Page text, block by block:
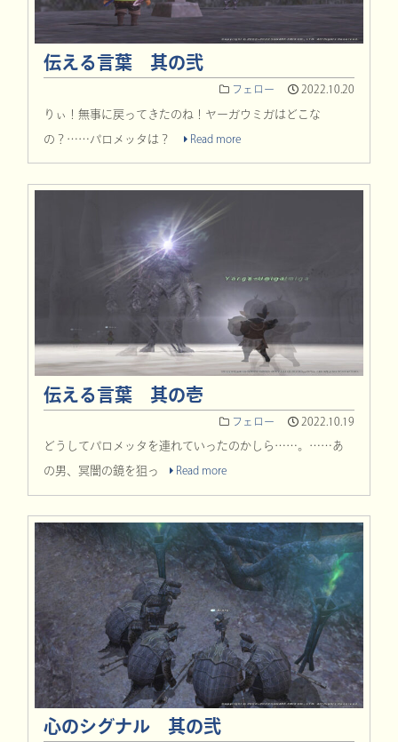
伝える言葉 其の弐
フェロー 2022.10.20
りぃ！無事に戻ってきたのね！ヤーガウミガはどこな
の？……パロメッタは？ Read more
伝える言葉 其の壱
フェロー 2022.10.19
どうしてパロメッタを連れていったのかしら……。……あ
の男、冥闇の鏡を狙っ Read more
心のシグナル 其の弐